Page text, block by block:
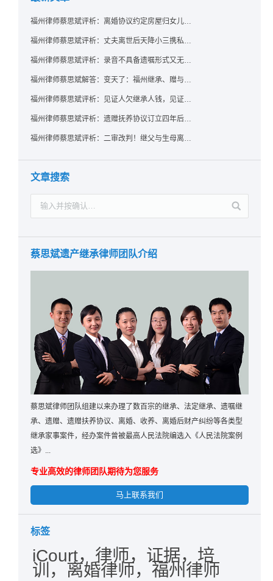
福州律师蔡思斌评析：离婚协议约定房屋归女儿所有，父亲去世后继母能否拒绝过户？
福州律师蔡思斌评析：丈夫离世后天降小三携私生子争遗产，法院正义判决保住原配80%份额！
福州律师蔡思斌评析：录音不具备遗嘱形式又无法证明赠与意愿——法院：按法定继承处理
福州律师蔡思斌解答：变天了：福州继承、赠与房产转让要收20%个税？福州国税官方回复来了！
福州律师蔡思斌评析：见证人欠继承人钱，见证遗嘱还有效吗？
福州律师蔡思斌评析：遗赠抚养协议订立四年后丧失民事行为能力，协议有效吗？
福州律师蔡思斌评析：二审改判！继父与生母离婚后，曾受其抚养的继子女是否仍享有继承权？
文章搜索
蔡思斌遗产继承律师团队介绍
蔡思斌律师团队组建以来办理了数百宗的继承、法定继承、遗嘱继
承、遗赠、遗赠扶养协议、离婚、收养、离婚后财产纠纷等各类型
继承家事案件，经办案件曾被最高人民法院编选入《人民法院案例
选》...
专业高效的律师团队期待为您服务
马上联系我们
标签
iCourt，律师，证据，培
训，离婚律师，福州律师